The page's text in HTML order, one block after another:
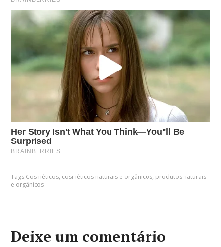
Tags:Cosméticos, cosméticos naturais e orgânicos, produtos naturais
e orgânicos
Deixe um comentário